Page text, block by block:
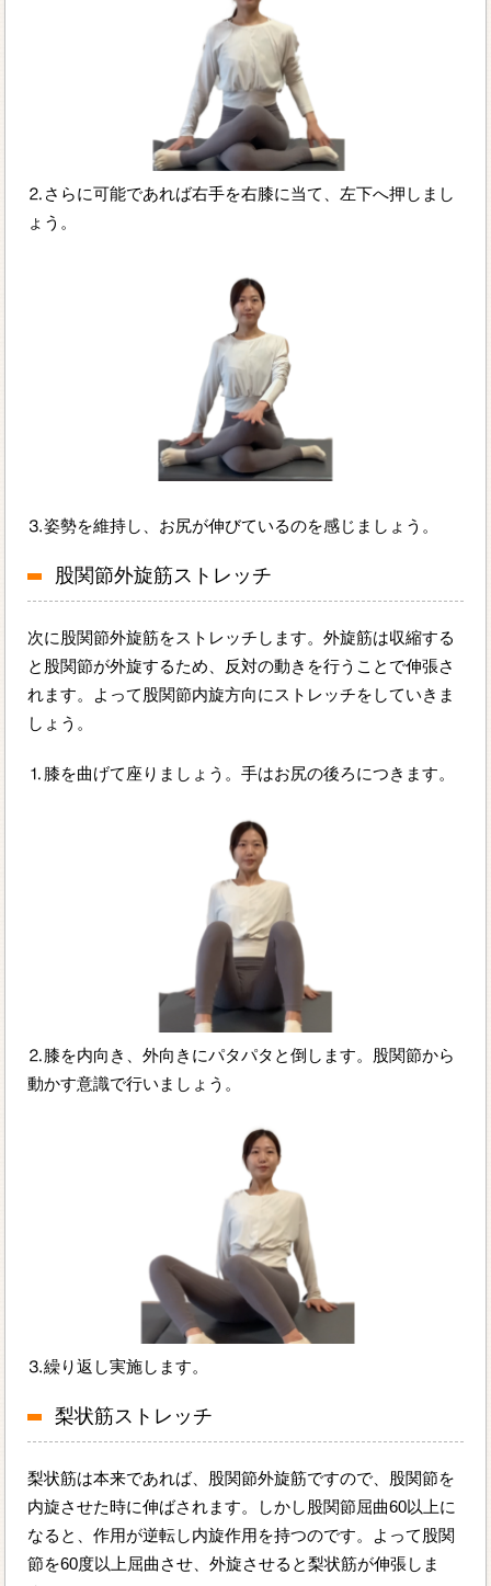
⒉さらに可能であれば右手を右膝に当て、左下へ押しまし
ょう。
⒊姿勢を維持し、お尻が伸びているのを感じましょう。
股関節外旋筋ストレッチ
次に股関節外旋筋をストレッチします。外旋筋は収縮する
と股関節が外旋するため、反対の動きを行うことで伸張さ
れます。よって股関節内旋方向にストレッチをしていきま
しょう。
⒈膝を曲げて座りましょう。手はお尻の後ろにつきます。
⒉膝を内向き、外向きにパタパタと倒します。股関節から
動かす意識で行いましょう。
⒊繰り返し実施します。
梨状筋ストレッチ
梨状筋は本来であれば、股関節外旋筋ですので、股関節を
内旋させた時に伸ばされます。しかし股関節屈曲60以上に
なると、作用が逆転し内旋作用を持つのです。よって股関
節を60度以上屈曲させ、外旋させると梨状筋が伸張しま